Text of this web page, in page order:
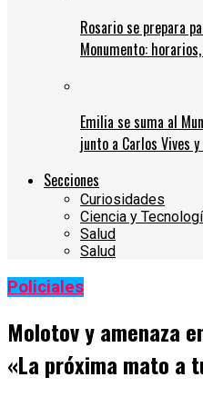
Rosario se prepara
Monumento:
Emilia se suma al
junto a Carlos Vives
Secciones
Curiosidades
Ciencia y
Salud
Salud
Policiales
Molotov y amenaza
«La próxima mato a